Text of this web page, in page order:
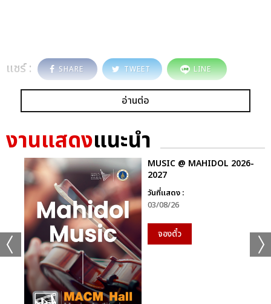
แชร์ : SHARE TWEET LINE
อ่านต่อ
งานแสดงแนะนำ
MUSIC @ MAHIDOL 2026-
2027
วันที่แสดง :
03/08/26
จองตั๋ว